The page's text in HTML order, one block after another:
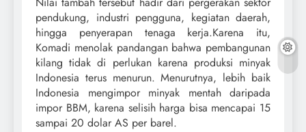
pendukung, industri pengguna, kegiatan daerah,
hingga penyerapan tenaga kerja.Karena itu,
Komadi menolak pandangan bahwa pembangunan
kilang tidak di perlukan karena produksi minyak
Indonesia terus menurun. Menurutnya, lebih baik
Indonesia mengimpor minyak mentah daripada
impor BBM, karena selisih harga bisa mencapai 15
sampai 20 dolar AS per barel.